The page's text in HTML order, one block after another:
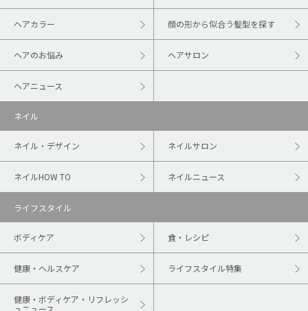
ヘアカラー 顔の形から似合う髪型を探す
ヘアのお悩み ヘアサロン
ヘアニュース
ネイル
ネイル・デザイン ネイルサロン
ネイルHOW TO ネイルニュース
ライフスタイル
ボディケア 食・レシピ
健康・ヘルスケア ライフスタイル特集
健康・ボディケア・リフレッシ